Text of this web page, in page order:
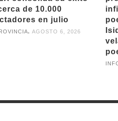
de 10.000
en julio
, AGOSTO 6, 2026